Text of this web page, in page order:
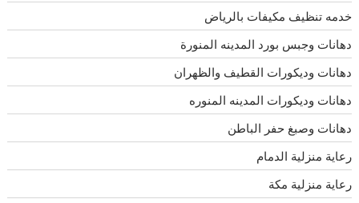
خدمه تنظيف مكيفات بالرياض
دهانات وجبس بورد المدينه المنورة
دهانات وديكورات القطيف والظهران
دهانات وديكورات المدينه المنوره
دهانات وصبغ حفر الباطن
رعاية منزلية الدمام
رعاية منزلية مكة